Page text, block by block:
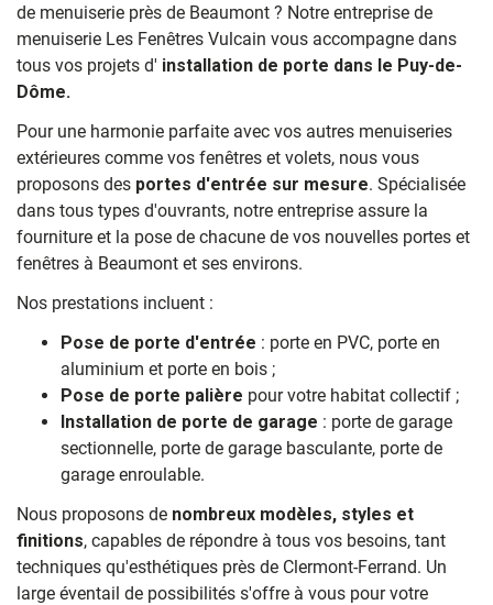
de menuiserie près de Beaumont ? Notre entreprise de
menuiserie Les Fenêtres Vulcain vous accompagne dans
tous vos projets d' installation de porte dans le Puy-de-
Dôme.
Pour une harmonie parfaite avec vos autres menuiseries
extérieures comme vos fenêtres et volets, nous vous
proposons des portes d'entrée sur mesure. Spécialisée
dans tous types d'ouvrants, notre entreprise assure la
fourniture et la pose de chacune de vos nouvelles portes et
fenêtres à Beaumont et ses environs.
Nos prestations incluent :
Pose de porte d'entrée : porte en PVC, porte en
aluminium et porte en bois ;
Pose de porte palière pour votre habitat collectif ;
Installation de porte de garage : porte de garage
sectionnelle, porte de garage basculante, porte de
garage enroulable.
Nous proposons de nombreux modèles, styles et
finitions, capables de répondre à tous vos besoins, tant
techniques qu'esthétiques près de Clermont-Ferrand. Un
large éventail de possibilités s'offre à vous pour votre